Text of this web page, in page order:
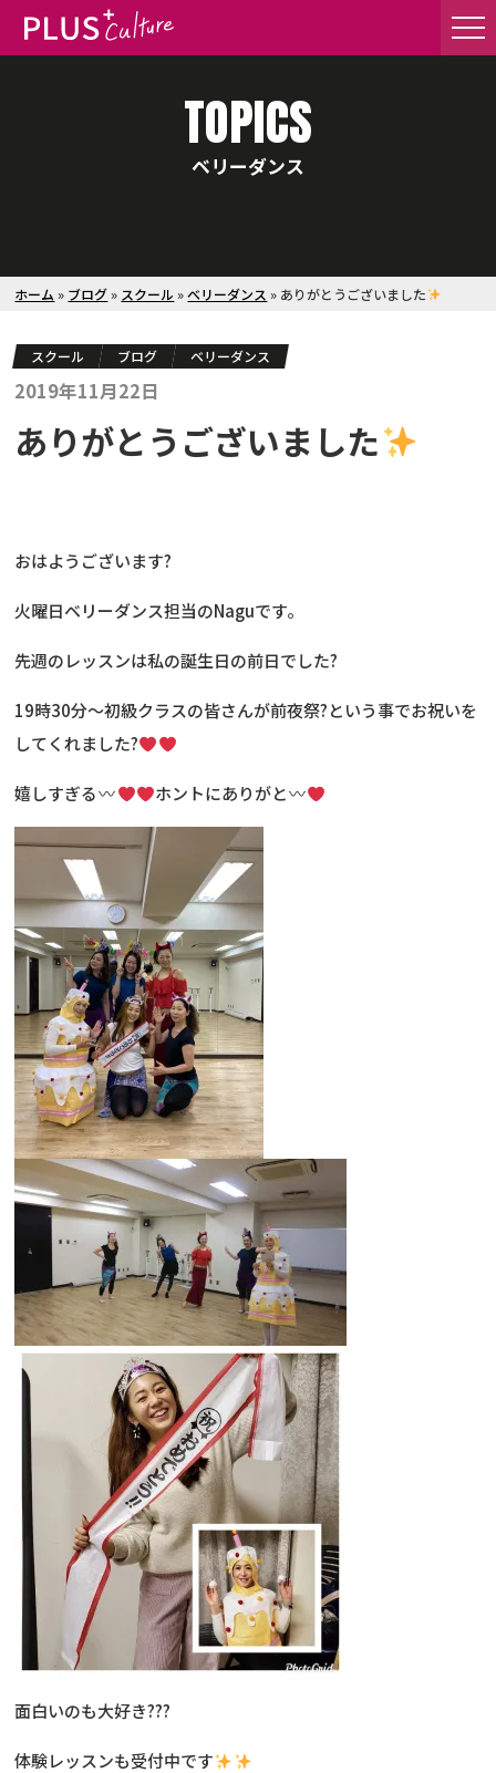
TOPICS
ベリーダンス
ホーム » ブログ» スクール »ベリーダンス » ありがとうございました
スクール ブログ ベリーダンス
2019年11月22日
ありがとうございました
おはようございます?
火曜日ベリーダンス担当のNaguです。
先週のレッスンは私の誕生日の前日でした?
19時30分～初級クラスの皆さんが前夜祭?という事でお祝いを
してくれました?
嬉しすぎる ホントにありがと
面白いのも大好き???
体験レッスンも受付中です